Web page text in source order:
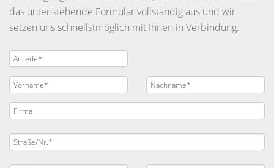
das untenstehende Formular vollständig aus und wir
setzen uns schnellstmöglich mit Ihnen in Verbindung.